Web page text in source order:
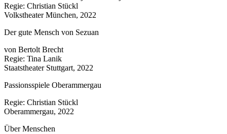
Regie: Christian Stückl
Volkstheater München, 2022
Der gute Mensch von Sezuan
von Bertolt Brecht
Regie: Tina Lanik
Staatstheater Stuttgart, 2022
Passionsspiele Oberammergau
Regie: Christian Stückl
Oberammergau, 2022
Über Menschen